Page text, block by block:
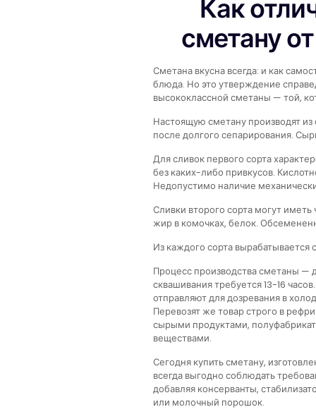
Как
сметану
Сметана вкусна всегда: и как
блюда. Но это утверждение
высококлассной сметаны — той,
Настоящую сметану производят
после долгого сепарирования.
Для сливок первого сорта
без каких-либо привкусов.
Недопустимо наличие
Сливки второго сорта могут
жир в комочках, белок.
Из каждого сорта вырабатывается
Процесс производства сметаны —
сквашивания требуется 13-16
отправляют для дозревания в
Перевозят же товар строго в
сырыми продуктами,
веществами.
Сегодня купить сметану,
всегда выгодно соблюдать
добавляя консерванты,
или молочный порошок.